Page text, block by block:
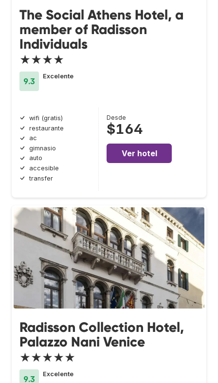
The Social Athens Hotel, a
member of Radisson
Individuals
★★★★
9.3
Excelente
wifi (gratis)
restaurante
ac
gimnasio
auto
accesible
transfer
Desde
$164
Ver hotel
Radisson Collection Hotel,
Palazzo Nani Venice
★★★★★
9.3
Excelente